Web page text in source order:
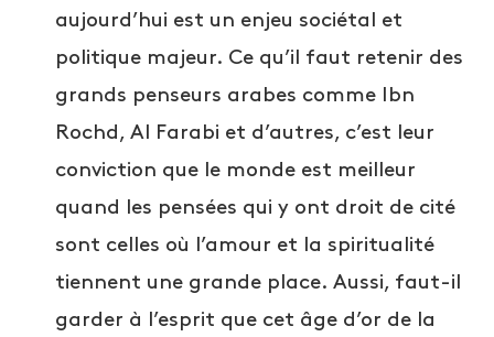
aujourd’hui est un enjeu sociétal et
politique majeur. Ce qu’il faut retenir des
grands penseurs arabes comme Ibn
Rochd, Al Farabi et d’autres, c’est leur
conviction que le monde est meilleur
quand les pensées qui y ont droit de cité
sont celles où l’amour et la spiritualité
tiennent une grande place. Aussi, faut-il
garder à l’esprit que cet âge d’or de la